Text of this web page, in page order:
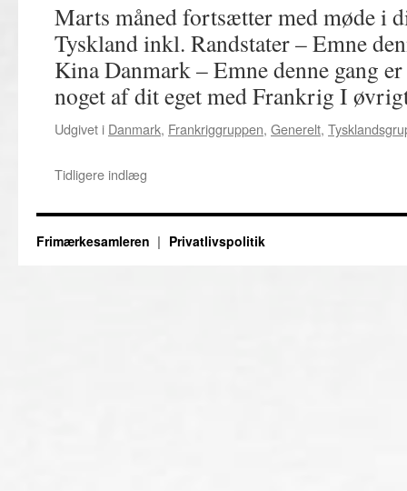
Marts måned fortsætter med møde i
Tyskland inkl. Randstater – Emne
Kina Danmark – Emne denne gang
noget af dit eget med Frankrig I
Udgivet i Danmark, Frankriggruppen, Generelt,
Tidligere indlæg
Frimærkesamleren Privatlivspolitik